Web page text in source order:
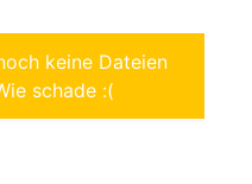
keine Dateien
schade :(